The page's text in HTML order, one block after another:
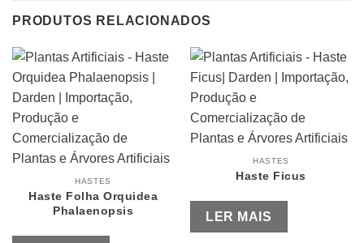
PRODUTOS RELACIONADOS
HASTES
Haste Folha Orquidea
Phalaenopsis
HASTES
Haste Ficus
LER MAIS